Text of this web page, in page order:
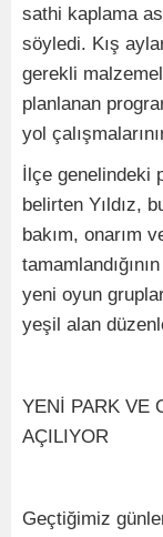
sathi kaplama
söyledi. Kış
gerekli
planlanan
yol
İlçe genelindeki
belirten Yıldız,
bakım, onarım
yeni oyun
yeşil alan
YENİ PARK VE
AÇILIYOR
Geçtiğimiz